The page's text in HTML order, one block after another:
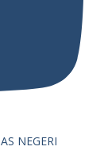
NEGERI